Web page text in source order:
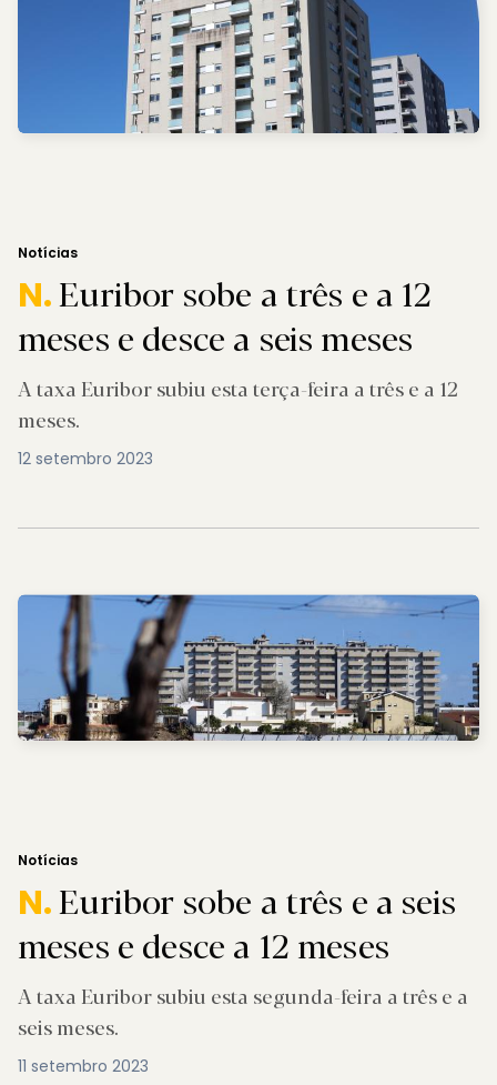
Notícias
N.Euribor sobe a três e a 12
meses e desce a seis meses
A taxa Euribor subiu esta terça-feira a três e a 12
meses.
12 setembro 2023
Notícias
N.Euribor sobe a três e a seis
meses e desce a 12 meses
A taxa Euribor subiu esta segunda-feira a três e a
seis meses.
11 setembro 2023